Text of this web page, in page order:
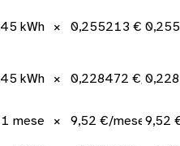
45 kWh × 0,255213 €/kWh
45 kWh × 0,228472 €/kWh
1 mese × 9,52 €/mese 9,52